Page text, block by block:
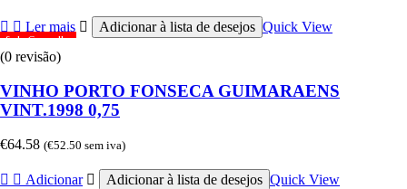
Sob Consulta
Ler mais Adicionar à lista de desejos Quick View
(0 revisão)
VINHO PORTO FONSECA GUIMARAENS
VINT.1998 0,75
€64.58 (€52.50 sem iva)
Adicionar Adicionar à lista de desejos Quick View